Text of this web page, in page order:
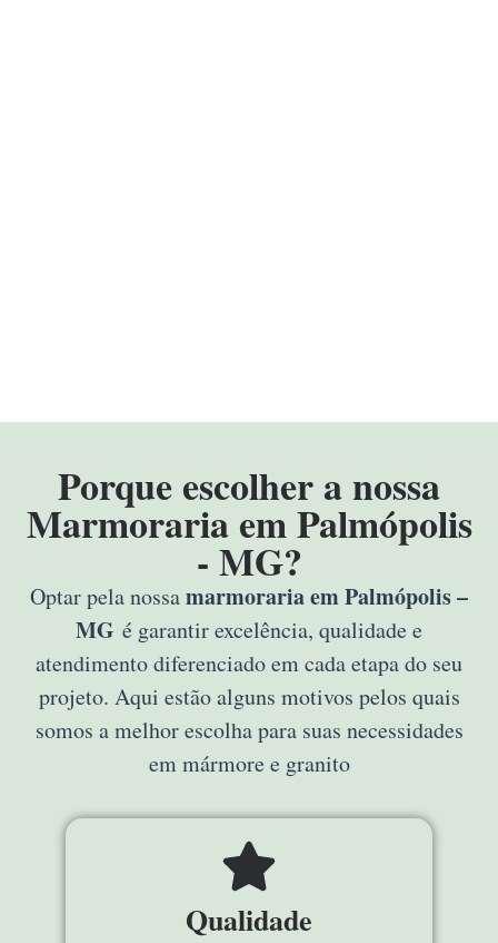
Porque escolher a nossa
Marmoraria em Palmópolis
- MG?
Optar pela nossamarmoraria em Palmópolis –
MG é garantir excelência, qualidade e
atendimento diferenciado em cada etapa do seu
projeto. Aqui estão alguns motivos pelos quais
somos a melhor escolha para suas necessidades
em mármore e granito
Qualidade